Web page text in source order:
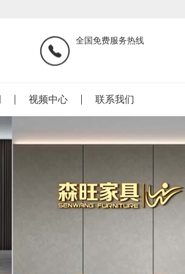
全国免费服务热线
视频中心 联系我们